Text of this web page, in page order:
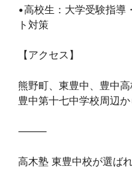
•高校生：大学受験指導
ト対策
【アクセス】
熊野町、東豊中、豊中高
豊中第十七中学校周辺
⸻
高木塾 東豊中校が選ば